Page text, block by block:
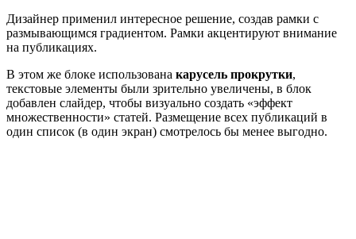
Дизайнер применил интересное решение, создав рамки с
размывающимся градиентом. Рамки акцентируют внимание
на публикациях.
В этом же блоке использована карусель прокрутки,
текстовые элементы были зрительно увеличены, в блок
добавлен слайдер, чтобы визуально создать «эффект
множественности» статей. Размещение всех публикаций в
один список (в один экран) смотрелось бы менее выгодно.